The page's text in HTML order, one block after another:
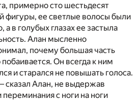
примерно сто шестьдесят
фигуры, ее светлые волосы были
в голубых глазах ее застыла
Алан мысленно
почему большая часть
Он всегда к ним
и старался не повышать голоса.
Алан, не выдержав
с ноги на ноги